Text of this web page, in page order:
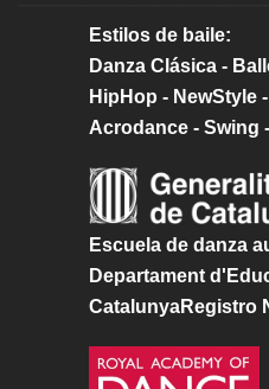
Estilos de baile:
Danza Clásica -
HipHop - NewStyle
Acrodance - Swing
Escuela de danza
Departament
CatalunyaRegistro